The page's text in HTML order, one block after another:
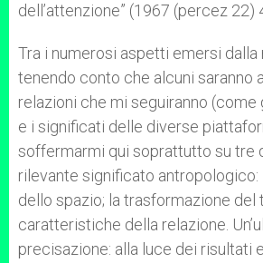
dell’attenzione” (1967 (percez 22)
Tra i numerosi aspetti emersi dalla
tenendo conto che alcuni saranno
relazioni che mi seguiranno (come
e i significati delle diverse
soffermarmi qui soprattutto su tre
rilevante significato
dello spazio; la trasformazione del
caratteristiche della relazione.
precisazione: alla luce dei risultati